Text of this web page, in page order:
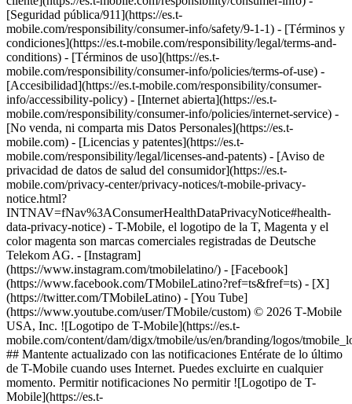
[Seguridad pública/911](https://es.t-
mobile.com/responsibility/consumer-info/safety/9-1-1) - [Términos y
condiciones](https://es.t-mobile.com/responsibility/legal/terms-and-
conditions) - [Términos de uso](https://es.t-
mobile.com/responsibility/consumer-info/policies/terms-of-use) -
[Accesibilidad](https://es.t-mobile.com/responsibility/consumer-
info/accessibility-policy) - [Internet abierta](https://es.t-
mobile.com/responsibility/consumer-info/policies/internet-service) -
[No venda, ni comparta mis Datos Personales](https://es.t-
mobile.com) - [Licencias y patentes](https://es.t-
mobile.com/responsibility/legal/licenses-and-patents) - [Aviso de
privacidad de datos de salud del consumidor](https://es.t-
mobile.com/privacy-center/privacy-notices/t-mobile-privacy-
notice.html?
INTNAV=fNav%3AConsumerHealthDataPrivacyNotice#health-
data-privacy-notice) - T-Mobile, el logotipo de la T, Magenta y el
color magenta son marcas comerciales registradas de Deutsche
Telekom AG. - [Instagram]
(https://www.instagram.com/tmobilelatino/) - [Facebook]
(https://www.facebook.com/TMobileLatino?ref=ts&fref=ts) - [X]
(https://twitter.com/TMobileLatino) - [You Tube]
(https://www.youtube.com/user/TMobile/custom) © 2026 T‑Mobile
USA, Inc. ![Logotipo de T-Mobile](https://es.t-
mobile.com/content/dam/digx/tmobile/us/en/branding/logos/
## Mantente actualizado con las notificaciones Entérate de lo último
de T-Mobile cuando uses Internet. Puedes excluirte en cualquier
momento. Permitir notificaciones No permitir ![Logotipo de T-
Mobile](https://es.t-